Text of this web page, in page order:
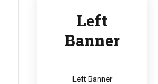
Left
Banner
Left Banner